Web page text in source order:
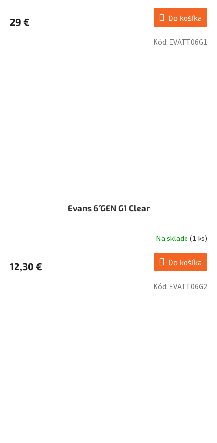
29 € Do košíka
Evans 6´´ GEN G1 Clear
Na sklade (1 ks)
12,30 € Do košíka
Kód: EVATT06G1
Kód: EVATT06G2